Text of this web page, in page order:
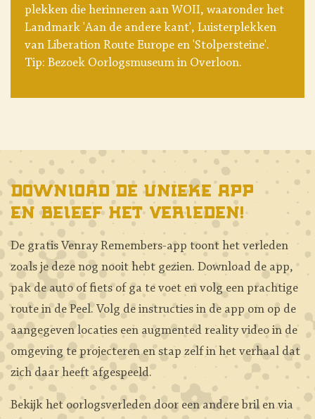
plekken die herinneren aan WOII, waaronder het
Landmark 'Aan de andere kant', Luisterplekken
van Liberation Route Europe en 'Stolpersteine'.
Tip: Bezoek Oorlogsmuseum in Overloon.
Download de unieke app
en beleef het verleden!
De gratis Venray Remembers-app toont het verleden
zoals je deze nog nooit hebt gezien. Download de app,
pak de auto of fiets of ga te voet en volg een prachtige
route in de Peel. Volg de instructies in de app om op de
aangegeven locaties een augmented reality video in de
omgeving te projecteren en stap zelf in het verhaal dat
zich daar heeft afgespeeld.
Bekijk het oorlogsverleden door een andere bril en via